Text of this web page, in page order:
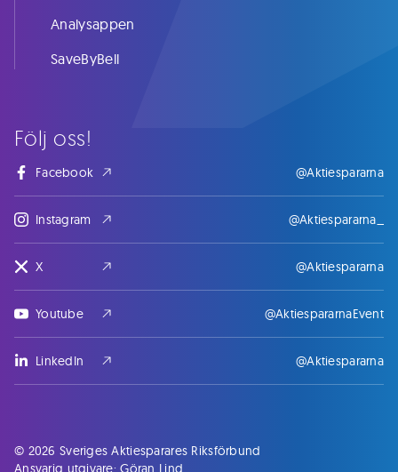
Följ oss!
Facebook @Aktiespararna
Instagram @Aktiespararna_
X @Aktiespararna
Youtube @AktiespararnaEvent
LinkedIn @Aktiespararna
Analysappen
SaveByBell
© 2026 Sveriges Aktiesparares Riksförbund
Ansvarig utgivare: Göran Lind